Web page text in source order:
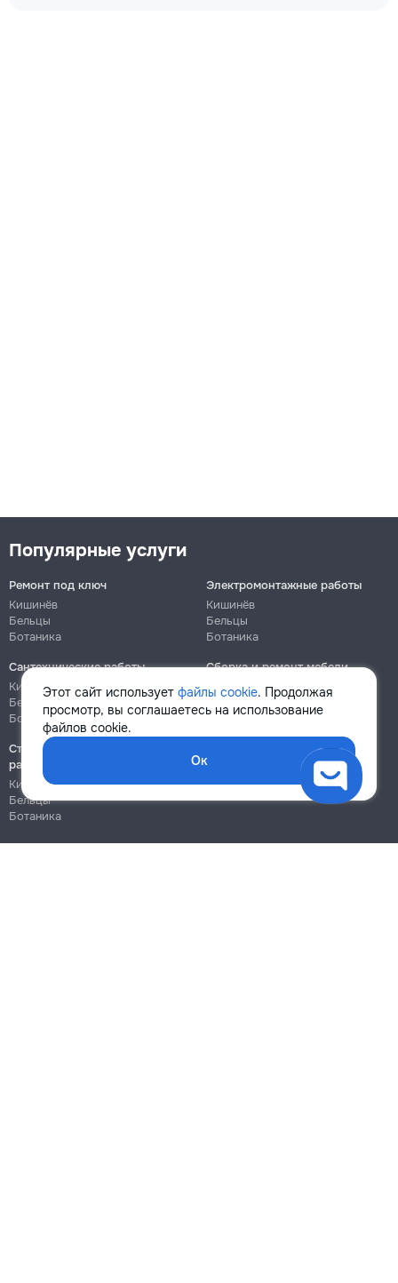
Этот сайт использует файлы cookie. Продолжая
просмотр, вы соглашаетесь на использование
файлов cookie.
Ок
Популярные услуги
Ремонт под ключ
Кишинёв
Бельцы
Ботаника
Электромонтажные работы
Кишинёв
Бельцы
Ботаника
Сантехнические работы
Кишинёв
Бельцы
Ботаника
Сборка и ремонт мебели
Кишинёв
Ботаника
Строительно-монтажные
работы
Кишинёв
Бельцы
Ботаника